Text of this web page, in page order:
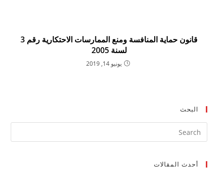
قانون حماية المنافسة ومنع الممارسات الاحتكارية رقم 3
لسنة 2005
يونيو 14, 2019
البحث
أحدث المقالات